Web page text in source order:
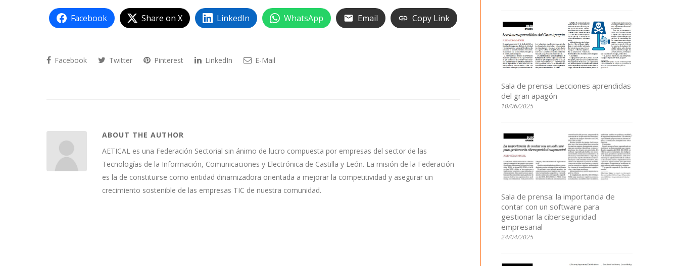
Facebook Share on X LinkedIn WhatsApp Email Copy Link
Facebook Twitter Pinterest LinkedIn E-Mail
ABOUT THE AUTHOR
AETICAL es una Federación Sectorial sin ánimo de lucro compuesta por empresas del sector de las
Tecnologías de la Información, Comunicaciones y Electrónica de Castilla y León. La misión de la Federación
es la de constituirse como entidad dinamizadora orientada a mejorar la competitividad y asegurar un
crecimiento sostenible de las empresas TIC de nuestra comunidad.
Sala de prensa: Lecciones aprendidas
del gran apagón
10/06/2025
Sala de prensa: la importancia de
contar con un software para
gestionar la ciberseguridad
empresarial
24/04/2025